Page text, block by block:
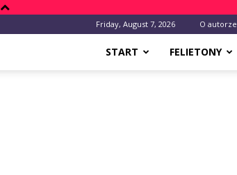
Friday, August 7, 2026 O autorze
START FELIETONY